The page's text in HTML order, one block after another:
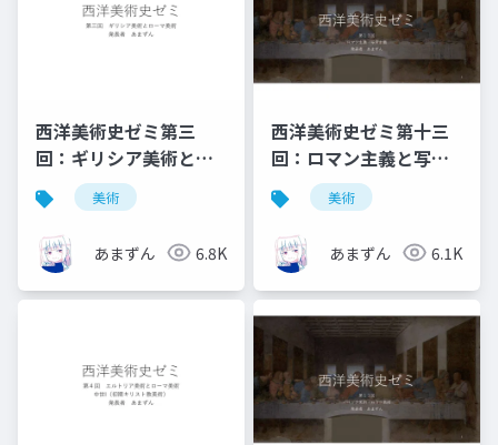
西洋美術史ゼミ第三
回：ギリシア美術とロ
ーマ美術美術
あまずん 6.8K
西洋美術史ゼミ第十三
回：ロマン主義と写実
主義
美術
あまずん 6.1K